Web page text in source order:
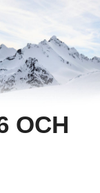
OCH